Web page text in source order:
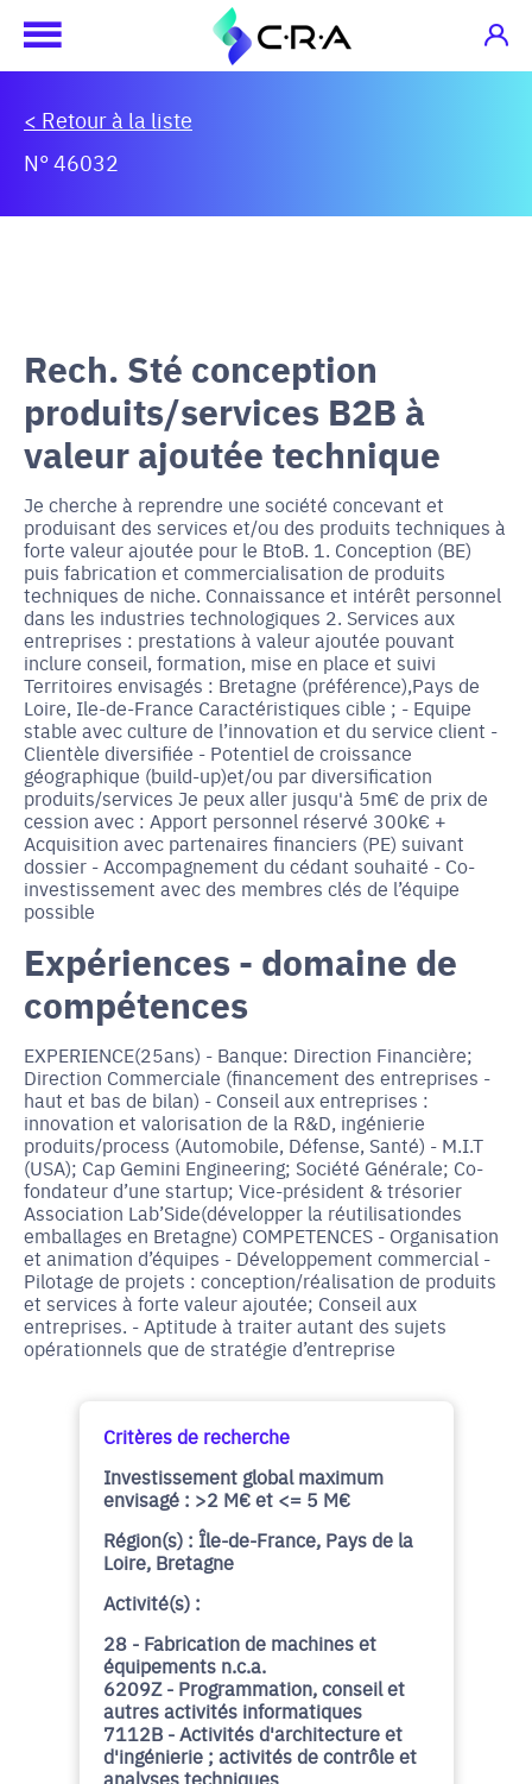
< Retour à la liste
N° 46032
Rech. Sté conception
produits/services B2B à
valeur ajoutée technique
Je cherche à reprendre une société concevant et
produisant des services et/ou des produits techniques à
forte valeur ajoutée pour le BtoB. 1. Conception (BE)
puis fabrication et commercialisation de produits
techniques de niche. Connaissance et intérêt personnel
dans les industries technologiques 2. Services aux
entreprises : prestations à valeur ajoutée pouvant
inclure conseil, formation, mise en place et suivi
Territoires envisagés : Bretagne (préférence),Pays de
Loire, Ile-de-France Caractéristiques cible ; - Equipe
stable avec culture de l’innovation et du service client -
Clientèle diversifiée - Potentiel de croissance
géographique (build-up)et/ou par diversification
produits/services Je peux aller jusqu'à 5m€ de prix de
cession avec : Apport personnel réservé 300k€ +
Acquisition avec partenaires financiers (PE) suivant
dossier - Accompagnement du cédant souhaité - Co-
investissement avec des membres clés de l’équipe
possible
Expériences - domaine de
compétences
EXPERIENCE(25ans) - Banque: Direction Financière;
Direction Commerciale (financement des entreprises -
haut et bas de bilan) - Conseil aux entreprises :
innovation et valorisation de la R&D, ingénierie
produits/process (Automobile, Défense, Santé) - M.I.T
(USA); Cap Gemini Engineering; Société Générale; Co-
fondateur d’une startup; Vice-président & trésorier
Association Lab’Side(développer la réutilisationdes
emballages en Bretagne) COMPETENCES - Organisation
et animation d’équipes - Développement commercial -
Pilotage de projets : conception/réalisation de produits
et services à forte valeur ajoutée; Conseil aux
entreprises. - Aptitude à traiter autant des sujets
opérationnels que de stratégie d’entreprise
Critères de recherche
Investissement global maximum
envisagé : >2 M€ et <= 5 M€
Région(s) : Île-de-France, Pays de la
Loire, Bretagne
Activité(s) :
28 - Fabrication de machines et
équipements n.c.a.
6209Z - Programmation, conseil et
autres activités informatiques
7112B - Activités d'architecture et
d'ingénierie ; activités de contrôle et
analyses techniques